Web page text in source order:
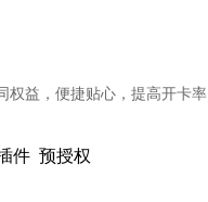
权益，便捷贴心，提高开卡率
件 预授权